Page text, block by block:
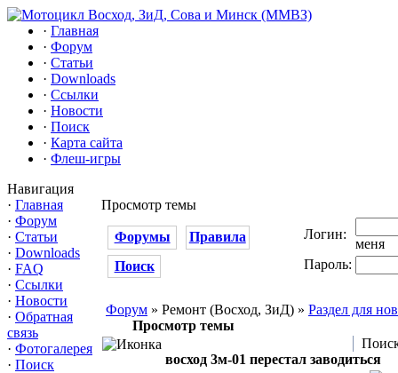
· Главная
· Форум
· Статьи
· Downloads
· Ссылки
· Новости
· Поиск
· Карта сайта
· Флеш-игры
Навигация
· Главная
· Форум
· Статьи
· Downloads
· FAQ
· Ссылки
· Новости
· Обратная
связь
· Фотогалерея
· Поиск
Просмотр темы
Форумы
Правила
Поиск
Логин:
меня
Пароль:
Форум » Ремонт (Восход, ЗиД) » Раздел для
Просмотр темы
восход 3м-01 перестал заводиться